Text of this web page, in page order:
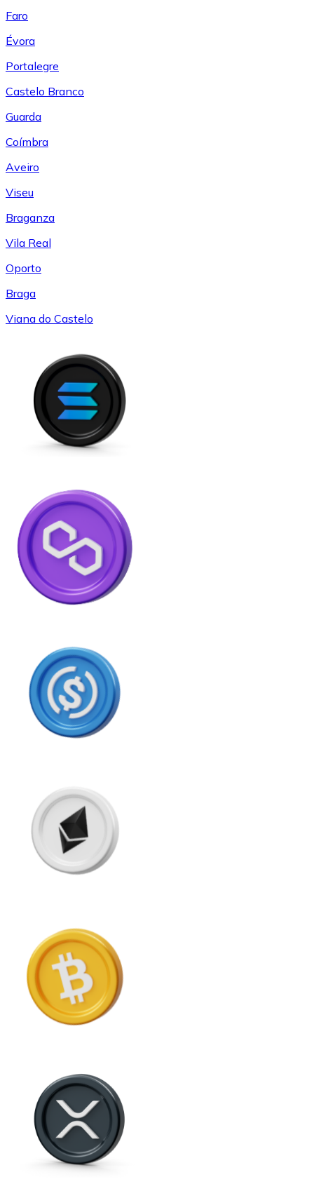
Faro
Évora
Portalegre
Castelo Branco
Guarda
Coímbra
Aveiro
Viseu
Braganza
Vila Real
Oporto
Braga
Viana do Castelo